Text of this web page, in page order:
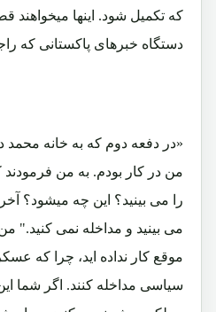
که تکمیل شود. اینها میخواهند
دستگاه خبرهای پاکستانی که
«در دفعه دوم که به خانه محمد
من در کار بودم. به من
را می بینید؟ این چه میشود؟
می بینید و مداخله نمی کنید."
موقع کار نداده اید، چرا که
سیاسی مداخله کنند. اگر شما